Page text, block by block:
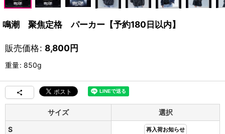
鳴潮 聚焦定格 パーカー【予約180日以内】
販売価格: 8,800円
重量: 850g
サイズ
選択
S
再入荷お知らせ